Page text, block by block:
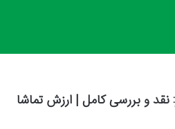
نقد و بررسی کامل | ارزش تماشا